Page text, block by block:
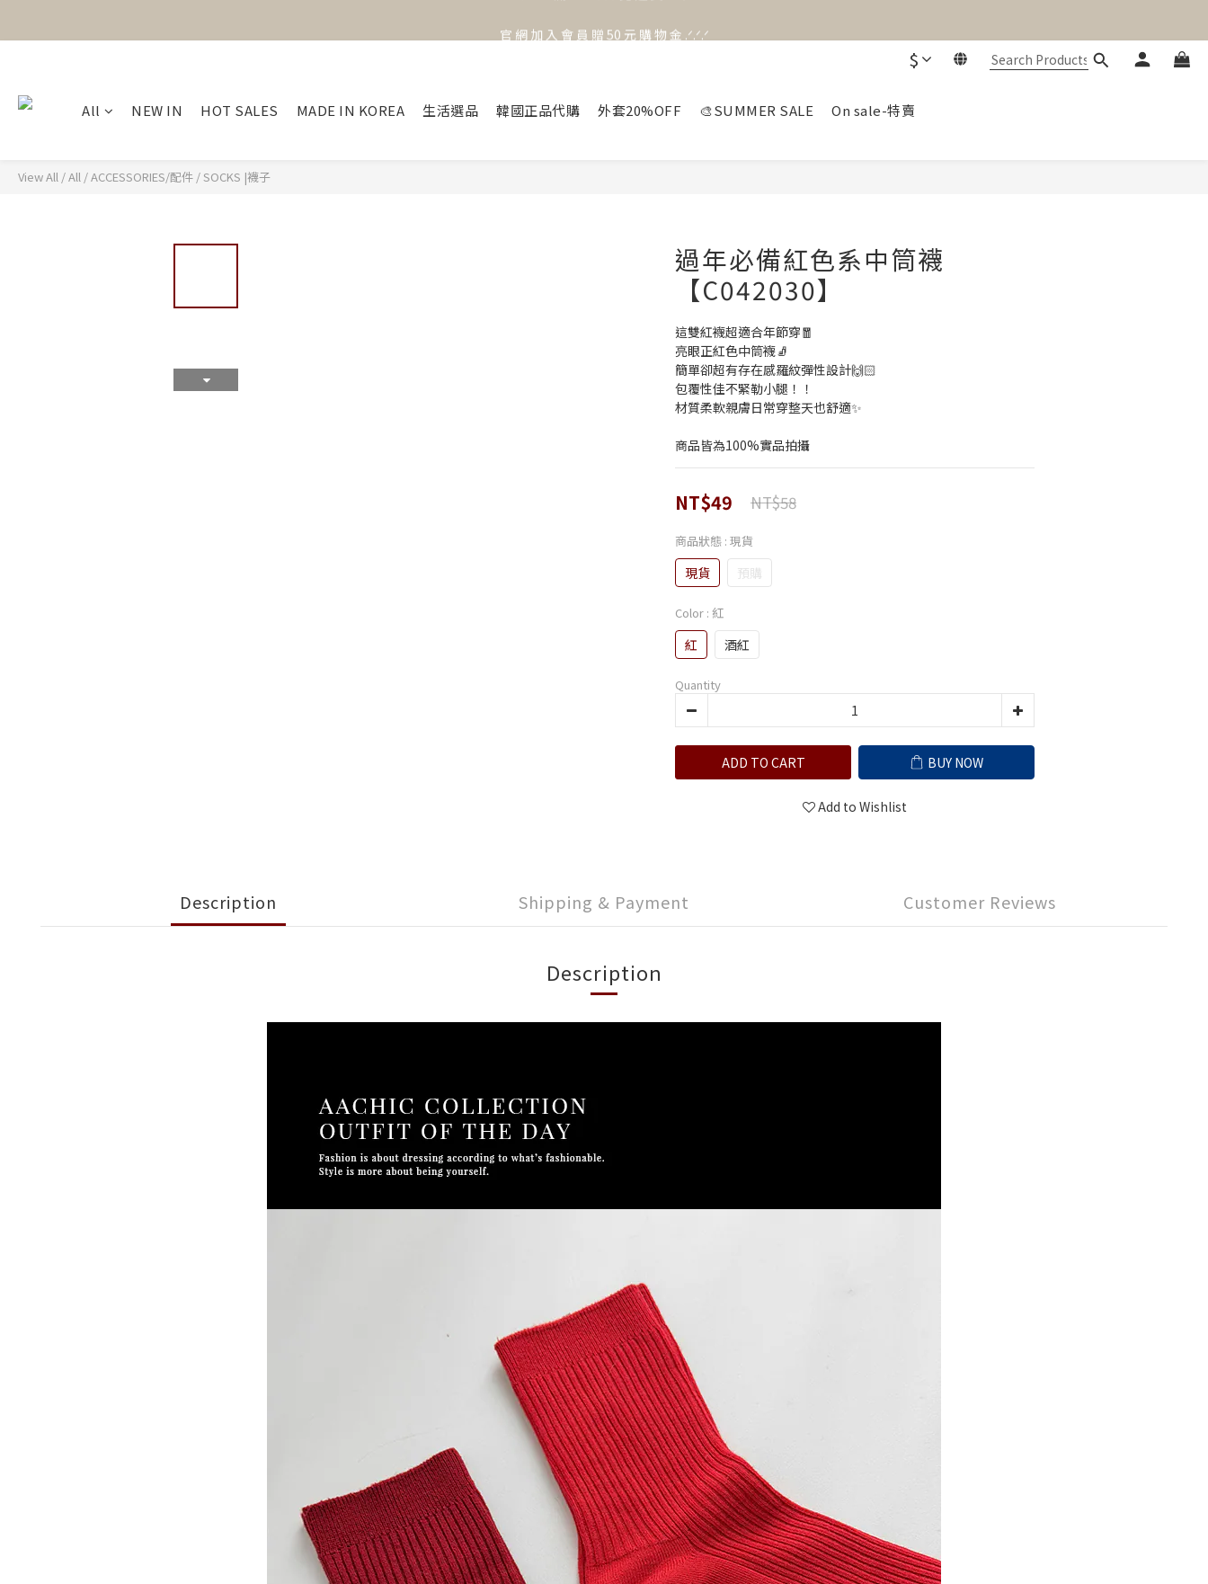
官 網 加 入 會 員 贈 50 元 購 物 金 .ᐟ.ᐟ.ᐟ
$
All NEW IN HOT SALES MADE IN KOREA 生活選品 韓國正品代購 外套20%OFF 🎨SUMMER SALE On sale-特賣
View All /All /ACCESSORIES/配件 /SOCKS |襪子
過年必備紅色系中筒襪
【C042030】
這雙紅襪超適合年節穿🧧
亮眼正紅色中筒襪🧦
簡單卻超有存在感羅紋彈性設計🙌🏻
包覆性佳不緊勒小腿！！
材質柔軟親膚日常穿整天也舒適✨
商品皆為100%實品拍攝
NT$49 NT$58
商品狀態 : 現貨
現貨 預購
Color : 紅
紅 酒紅
Quantity
ADD TO CART BUY NOW
Add to Wishlist
Description Shipping & Payment Customer Reviews
Description